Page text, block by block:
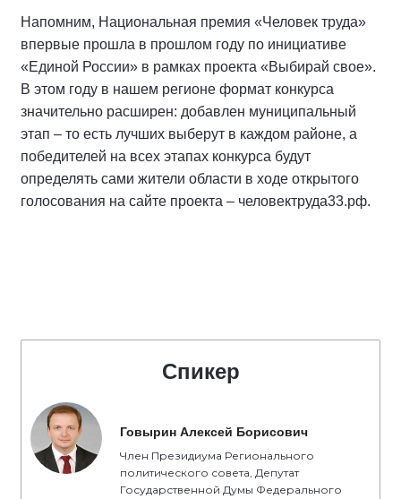
Напомним, Национальная премия «Человек труда»
впервые прошла в прошлом году по инициативе
«Единой России» в рамках проекта «Выбирай свое».
В этом году в нашем регионе формат конкурса
значительно расширен: добавлен муниципальный
этап – то есть лучших выберут в каждом районе, а
победителей на всех этапах конкурса будут
определять сами жители области в ходе открытого
голосования на сайте проекта – человектруда33.рф.
Спикер
Говырин Алексей Борисович
Член Президиума Регионального
политического совета, Депутат
Государственной Думы Федерального